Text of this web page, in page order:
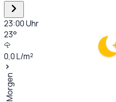
23:00Uhr
23°
0,0L/m²
Morgen